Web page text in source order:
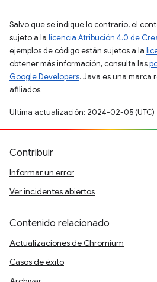
Salvo que se indique lo contrario, el
sujeto a la licencia Atribución 4.0 de
ejemplos de código están sujetos a la
obtener más información, consulta las
Google Developers. Java es una marca
afiliados.
Última actualización: 2024-02-05 (UTC)
Contribuir
Informar un error
Ver incidentes abiertos
Contenido relacionado
Actualizaciones de Chromium
Casos de éxito